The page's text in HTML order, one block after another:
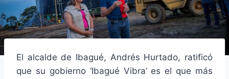
El alcalde de Ibagué, Andrés Hurtado, ratificó
que su gobierno ‘Ibagué Vibra’ es el que más